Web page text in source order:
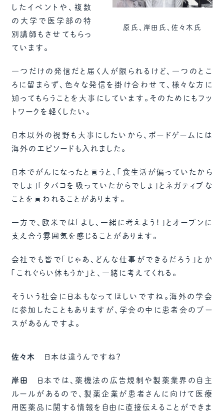
原氏、岸田氏、佐々木氏
したイベントや、複数
の大学で医学部の特
別講師もさせてもらっ
ています。
一つだけの発信だと届く人が限られるけど、一つのとこ
ろに留まらず、色々な発信を掛け合わせて、様々な方に
知ってもらうことを大事にしています。そのためにもフッ
トワークを軽くしたい。
日本以外の視野も大事にしたいから、ボードゲームには
海外のエピソードも入れました。
日本でがんになったと言うと、「食生活が偏っていたから
でしょ」「タバコを吸っていたからでしょ」とネガティブな
ことを言われることがあります。
一方で、欧米では「よし、一緒に考えよう！」とオープンに
支え合う雰囲気を感じることがあります。
会社でも皆で「じゃあ、どんな仕事ができるだろう」とか
「これぐらい休もうか」と、一緒に考えてくれる。
そういう社会に日本もなってほしいですね。海外の学会
に参加したこともありますが、学会の中に患者会のブー
スがあるんですよ。
佐々木 日本は違うんですね？
岸田
日本では、薬機法の広告規制や製薬業界の自主
ルールがあるので、製薬企業が患者さんに向けて医療
用医薬品に関する情報を自由に直接伝えることができま